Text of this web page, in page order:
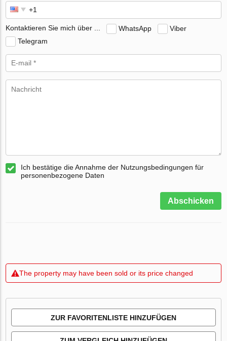
Kontaktieren Sie mich über ... WhatsApp
Viber
Telegram
Ich bestätige die Annahme der Nutzungsbedingungen für
personenbezogene Daten
Abschicken
The property may have been sold or its price changed
ZUR FAVORITENLISTE HINZUFÜGEN